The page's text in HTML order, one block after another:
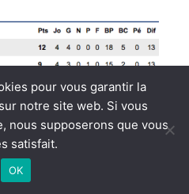
pour vous garantir la
notre site web. Si vous
nous supposerons que vous
satisfait.
OK